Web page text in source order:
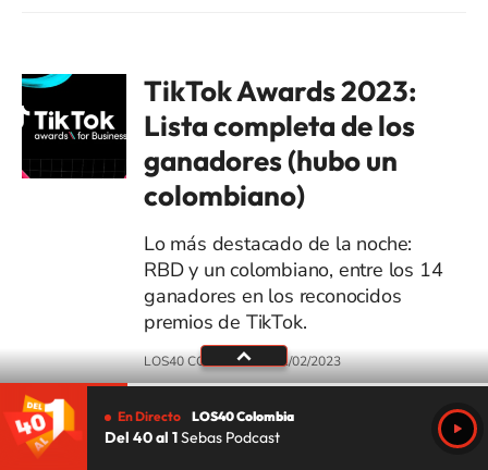
TikTok Awards 2023:
Lista completa de los
ganadores (hubo un
colombiano)
Lo más destacado de la noche:
RBD y un colombiano, entre los 14
ganadores en los reconocidos
premios de TikTok.
LOS40 COLOMBIA 01/02/2023
En Directo LOS40 Colombia
Del 40 al 1Sebas Podcast